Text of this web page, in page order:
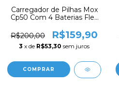
Carregador de Pilhas Mox
Cp50 Com 4 Baterias Flex
Recarregáveis FX-9V/450
R$200,00 R$159,90
3 x de R$53,30 sem juros